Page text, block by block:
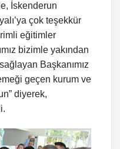
İskenderun
çok teşekkür
eğitimler
bizimle yakından
Başkanımız
geçen kurum ve
diyerek,